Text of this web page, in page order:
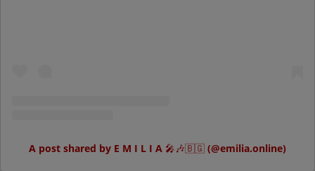
A post shared by E M I L I A 🎤🎶🇧🇬 (@emilia.online)